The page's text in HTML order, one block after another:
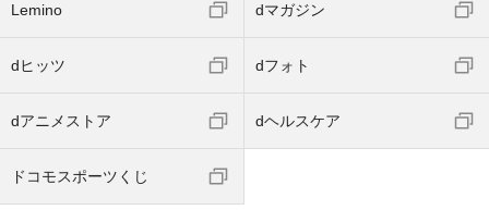
Lemino dマガジン
dヒッツ dフォト
dアニメストア dヘルスケア
ドコモスポーツくじ